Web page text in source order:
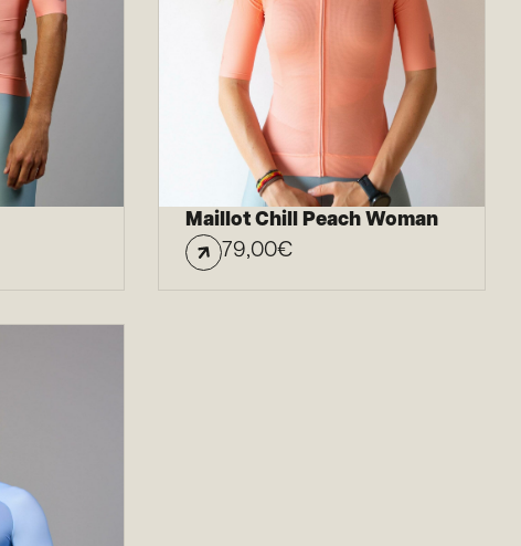
Maillot Chill Peach Woman
79,00€